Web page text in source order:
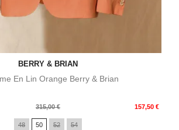
BERRY & BRIAN
En Lin Orange Berry & Brian
315,00 € 157,50 €
48 50 52 54